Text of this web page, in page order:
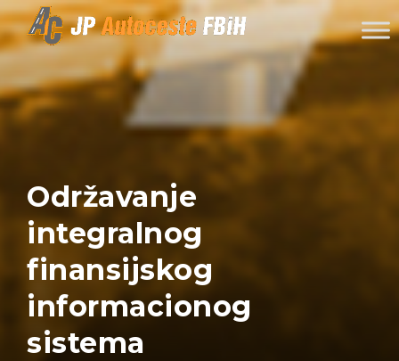
Skip to content
Održavanje
integralnog
finansijskog
informacionog
sistema